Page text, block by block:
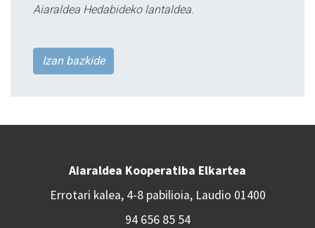
Aiaraldea Hedabideko lantaldea.
Izan bazkide
Aiaraldea Kooperatiba Elkartea
Errotari kalea, 4-8 pabilioia, Laudio 01400
94 656 85 54